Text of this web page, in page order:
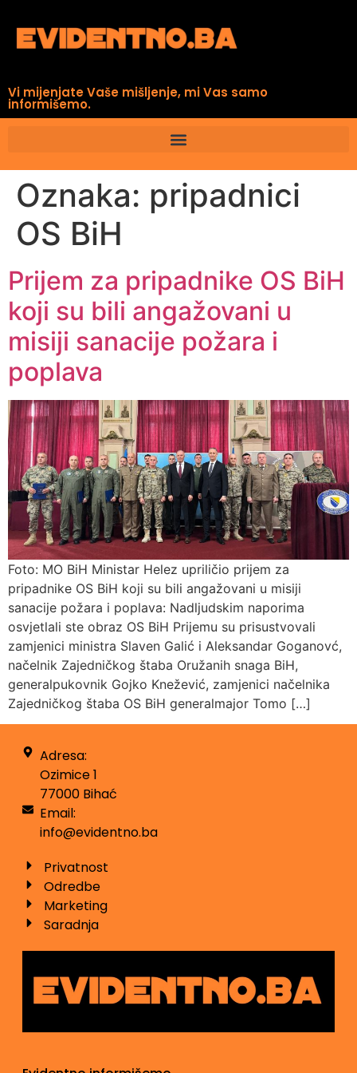
Vi mijenjate Vaše mišljenje, mi Vas samo
informišemo.
Oznaka: pripadnici
OS BiH
Prijem za pripadnike OS BiH
koji su bili angažovani u
misiji sanacije požara i
poplava
Foto: MO BiH Ministar Helez upriličio prijem za
pripadnike OS BiH koji su bili angažovani u misiji
sanacije požara i poplava: Nadljudskim naporima
osvjetlali ste obraz OS BiH Prijemu su prisustvovali
zamjenici ministra Slaven Galić i Aleksandar Goganovć,
načelnik Zajedničkog štaba Oružanih snaga BiH,
generalpukovnik Gojko Knežević, zamjenici načelnika
Zajedničkog štaba OS BiH generalmajor Tomo […]
Adresa:
Ozimice 1
77000 Bihać
Email:
info@evidentno.ba
Privatnost
Odredbe
Marketing
Saradnja